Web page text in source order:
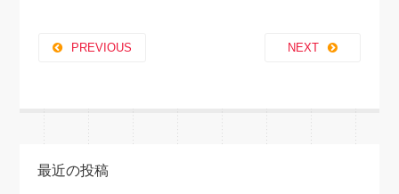
PREVIOUS NEXT
最近の投稿